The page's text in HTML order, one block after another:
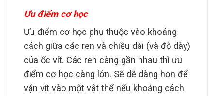
Ưu điểm cơ học
Ưu điểm cơ học phụ thuộc vào khoảng
cách giữa các ren và chiều dài (và độ dày)
của ốc vít. Các ren càng gần nhau thì ưu
điểm cơ học càng lớn. Sẽ dễ dàng hơn để
vặn vít vào một vật thể nếu khoảng cách